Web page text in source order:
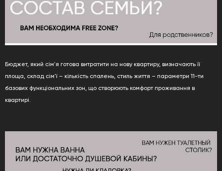
Бюджет, який сім'я готова витратити на нову квартиру, визначають її
площа, склад сім'ї – кількість спалень, стиль життя – параметри 11-ти
базових функціональних зон, що створюють комфорт проживання в
квартирі.